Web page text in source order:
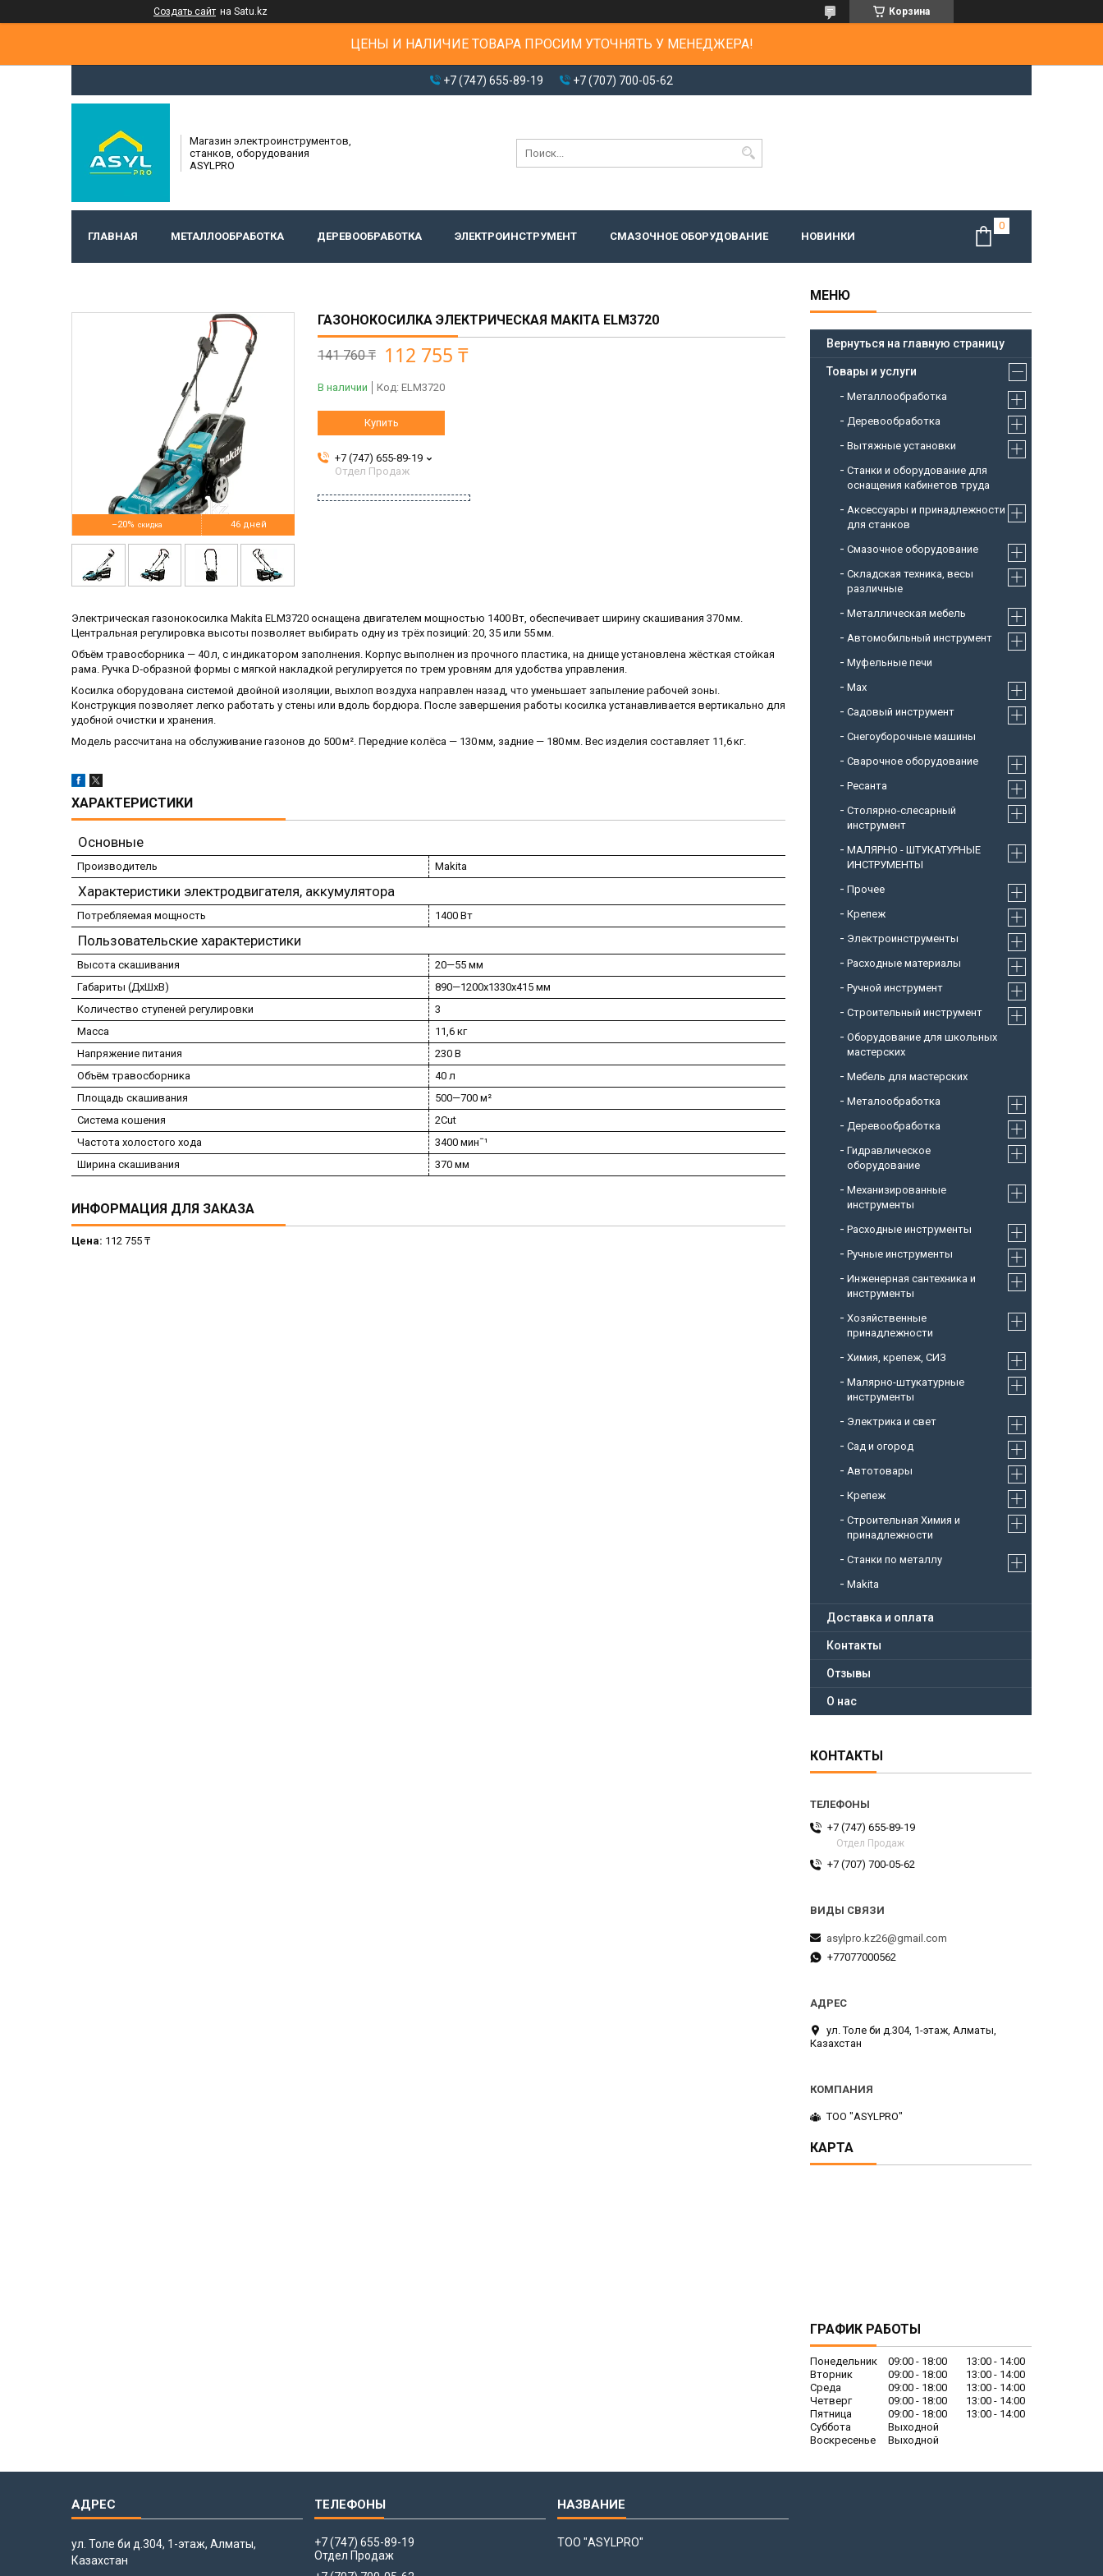
Создать сайт на Satu.kz Корзина
ЦЕНЫ И НАЛИЧИЕ ТОВАРА ПРОСИМ УТОЧНЯТЬ У МЕНЕДЖЕРА!
+7 (747) 655-89-19 +7 (707) 700-05-62
Магазин электроинструментов,
станков, оборудования
ASYLPRO
ГЛАВНАЯ МЕТАЛЛООБРАБОТКА ДЕРЕВООБРАБОТКА ЭЛЕКТРОИНСТРУМЕНТ СМАЗОЧНОЕ ОБОРУДОВАНИЕ НОВИНКИ
–20% 46 дней
ГАЗОНОКОСИЛКА ЭЛЕКТРИЧЕСКАЯ MAKITA ELM3720
141 760 ₸ 112 755 ₸
В наличии Код: ELM3720
Купить
+7 (747) 655-89-19
Отдел Продаж
Электрическая газонокосилка Makita ELM3720 оснащена двигателем мощностью 1400 Вт, обеспечивает ширину скашивания 370 мм.
Центральная регулировка высоты позволяет выбирать одну из трёх позиций: 20, 35 или 55 мм.
Объём травосборника — 40 л, с индикатором заполнения. Корпус выполнен из прочного пластика, на днище установлена жёсткая стойкая
рама. Ручка D‑образной формы с мягкой накладкой регулируется по трем уровням для удобства управления.
Косилка оборудована системой двойной изоляции, выхлоп воздуха направлен назад, что уменьшает запыление рабочей зоны.
Конструкция позволяет легко работать у стены или вдоль бордюра. После завершения работы косилка устанавливается вертикально для
удобной очистки и хранения.
Модель рассчитана на обслуживание газонов до 500 м². Передние колёса — 130 мм, задние — 180 мм. Вес изделия составляет 11,6 кг.
ХАРАКТЕРИСТИКИ
Основные
Производитель Makita
Характеристики электродвигателя, аккумулятора
Потребляемая мощность 1400 Вт
Пользовательские характеристики
Высота скашивания
20—55 мм
Габариты (ДхШхВ)
890—1200х1330х415 мм
Количество ступеней регулировки
3
Масса
11,6 кг
Напряжение питания
230 В
Объём травосборника
40 л
Площадь скашивания
500—700 м²
Система кошения
2Cut
Частота холостого хода
3400 минˉ¹
Ширина скашивания
370 мм
ИНФОРМАЦИЯ ДЛЯ ЗАКАЗА
Цена: 112 755 ₸
Вернуться на главную страницу
Товары и услуги
Металлообработка
Деревообработка
Вытяжные установки
Станки и оборудование для
оснащения кабинетов труда
Аксессуары и принадлежности
для станков
Смазочное оборудование
Складская техника, весы
различные
Металлическая мебель
Автомобильный инструмент
Муфельные печи
Max
Садовый инструмент
Снегоуборочные машины
Cварочное оборудование
Ресанта
Столярно-слесарный
инструмент
МАЛЯРНО - ШТУКАТУРНЫЕ
ИНСТРУМЕНТЫ
Прочее
Крепеж
Электроинструменты
Расходные материалы
Ручной инструмент
Строительный инструмент
Оборудование для школьных
мастерских
Мебель для мастерских
Металообработка
Деревообработка
Гидравлическое
оборудование
Механизированные
инструменты
Расходные инструменты
Ручные инструменты
Инженерная сантехника и
инструменты
Хозяйственные
принадлежности
Химия, крепеж, СИЗ
Малярно-штукатурные
инструменты
Электрика и свет
Сад и огород
Автотовары
Крепеж
Строительная Химия и
принадлежности
Станки по металлу
Makita
Доставка и оплата
Контакты
Отзывы
О нас
КОНТАКТЫ
+7 (747) 655-89-19
Отдел Продаж
+7 (707) 700-05-62
asylpro.kz26@gmail.com
+77077000562
ул. Толе би д.304, 1-этаж, Алматы,
Казахстан
ТОО "ASYLPRO"
КАРТА
ГРАФИК РАБОТЫ
Понедельник 09:00 18:00 13:00
14:00
Вторник
09:00 18:00 13:00
14:00
Среда
09:00 18:00 13:00
14:00
Четверг
09:00 18:00 13:00
14:00
Пятница
09:00 18:00 13:00
14:00
Суббота
Выходной
Воскресенье
Выходной
ул. Толе би д.304, 1-этаж, Алматы,
Казахстан
+7 (747) 655-89-19
Отдел Продаж
ТОО "ASYLPRO"